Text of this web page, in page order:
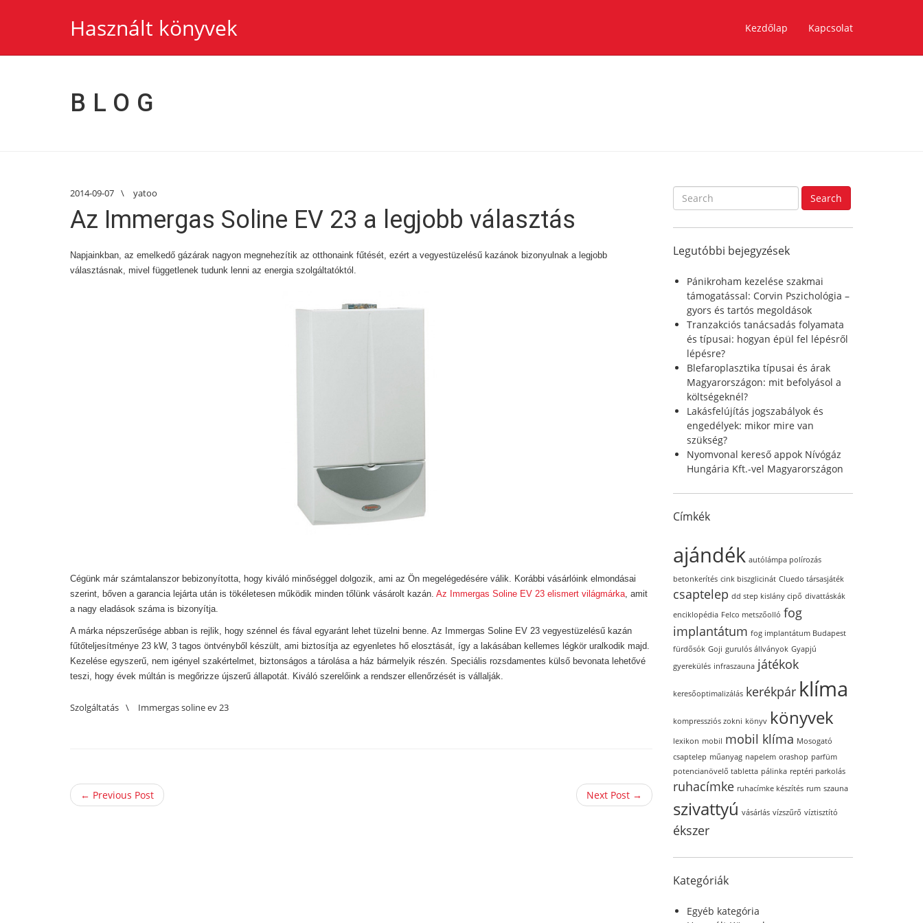
Használt könyvek Kezdőlap Kapcsolat
BLOG
2014-09-07 \ yatoo
Az Immergas Soline EV 23 a legjobb választás
Napjainkban, az emelkedő gázárak nagyon megnehezítik az otthonaink fűtését, ezért a vegyestüzelésű kazánok bizonyulnak a legjobb
választásnak, mivel függetlenek tudunk lenni az energia szolgáltatóktól.
Cégünk már számtalanszor bebizonyította, hogy kiváló minőséggel dolgozik, ami az Ön megelégedésére válik. Korábbi vásárlóink elmondásai
szerint, bőven a garancia lejárta után is tökéletesen működik minden tőlünk vásárolt kazán. Az Immergas Soline EV 23 elismert világmárka , amit
a nagy eladások száma is bizonyítja.
A márka népszerűsége abban is rejlik, hogy szénnel és fával egyaránt lehet tüzelni benne. Az Immergas Soline EV 23 vegyestüzelésű kazán
fűtőteljesítménye 23 kW, 3 tagos öntvényből készült, ami biztosítja az egyenletes hő elosztását, így a lakásában kellemes légkör uralkodik majd.
Kezelése egyszerű, nem igényel szakértelmet, biztonságos a tárolása a ház bármelyik részén. Speciális rozsdamentes külső bevonata lehetővé
teszi, hogy évek múltán is megőrizze újszerű állapotát. Kiváló szerelőink a rendszer ellenőrzését is vállalják.
Szolgáltatás \ Immergas soline ev 23
← Previous Post Next Post →
S
e
c
f
Search
Legutóbbi bejegyzések
Pánikroham kezelése szakmai
támogatással: Corvin Pszichológia –
gyors és tartós megoldások
Tranzakciós tanácsadás folyamata
és típusai: hogyan épül fel lépésről
lépésre?
Blefaroplasztika típusai és árak
Magyarországon: mit befolyásol a
költségeknél?
Lakásfelújítás jogszabályok és
engedélyek: mikor mire van
szükség?
Nyomvonal kereső appok Nívógáz
Hungária Kft.-vel Magyarországon
Címkék
ajándék autólámpa polírozás
betonkerítés cink biszglicinát Cluedo társasjáték
csaptelep dd step kislány cipő divattáskák
enciklopédia Felco metszőolló fog
implantátum fog implantátum Budapest
fürdősók Goji gurulós állványok Gyapjú
gyerekülés infraszauna játékok
keresőoptimalizálás kerékpár klíma
kompressziós zokni könyv könyvek
lexikon mobil mobil klíma Mosogató
csaptelep műanyag napelem orashop parfüm
potencianövelő tabletta pálinka reptéri parkolás
ruhacímke ruhacímke készítés rum szauna
szivattyú vásárlás vízszűrő víztisztító
ékszer
Kategóriák
Egyéb kategória